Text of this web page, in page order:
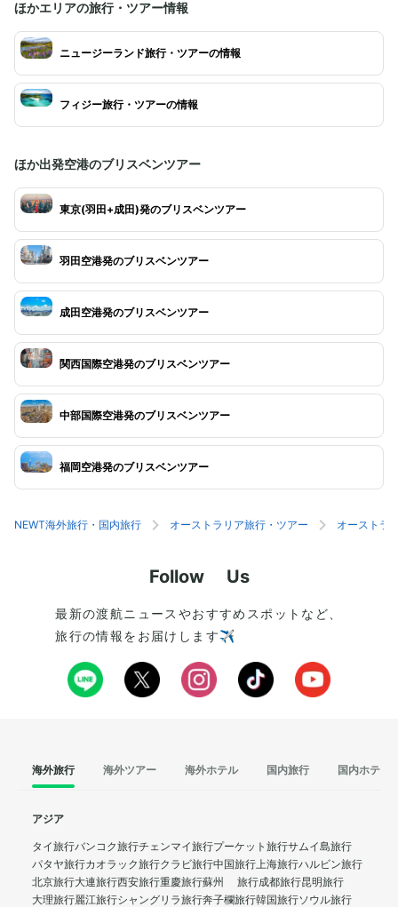
ほかエリアの旅行・ツアー情報
ニュージーランド旅行・ツアーの情報
フィジー旅行・ツアーの情報
ほか出発空港のブリスベンツアー
東京(羽田+成田)発のブリスベンツアー
羽田空港発のブリスベンツアー
成田空港発のブリスベンツアー
関西国際空港発のブリスベンツアー
中部国際空港発のブリスベンツアー
福岡空港発のブリスベンツアー
NEWT海外旅行・国内旅行 オーストラリア旅行・ツアー オーストラ
Follow Us
最新の渡航ニュースやおすすめスポットなど、
旅行の情報をお届けします✈️
海外旅行 海外ツアー 海外ホテル 国内旅行 国内ホテル
アジア
タイ旅行バンコク旅行チェンマイ旅行プーケット旅行サムイ島旅行
パタヤ旅行カオラック旅行クラビ旅行中国旅行上海旅行ハルビン旅行
北京旅行大連旅行西安旅行重慶旅行蘇州 旅行成都旅行昆明旅行
大理旅行麗江旅行シャングリラ旅行奔子欄旅行韓国旅行ソウル旅行